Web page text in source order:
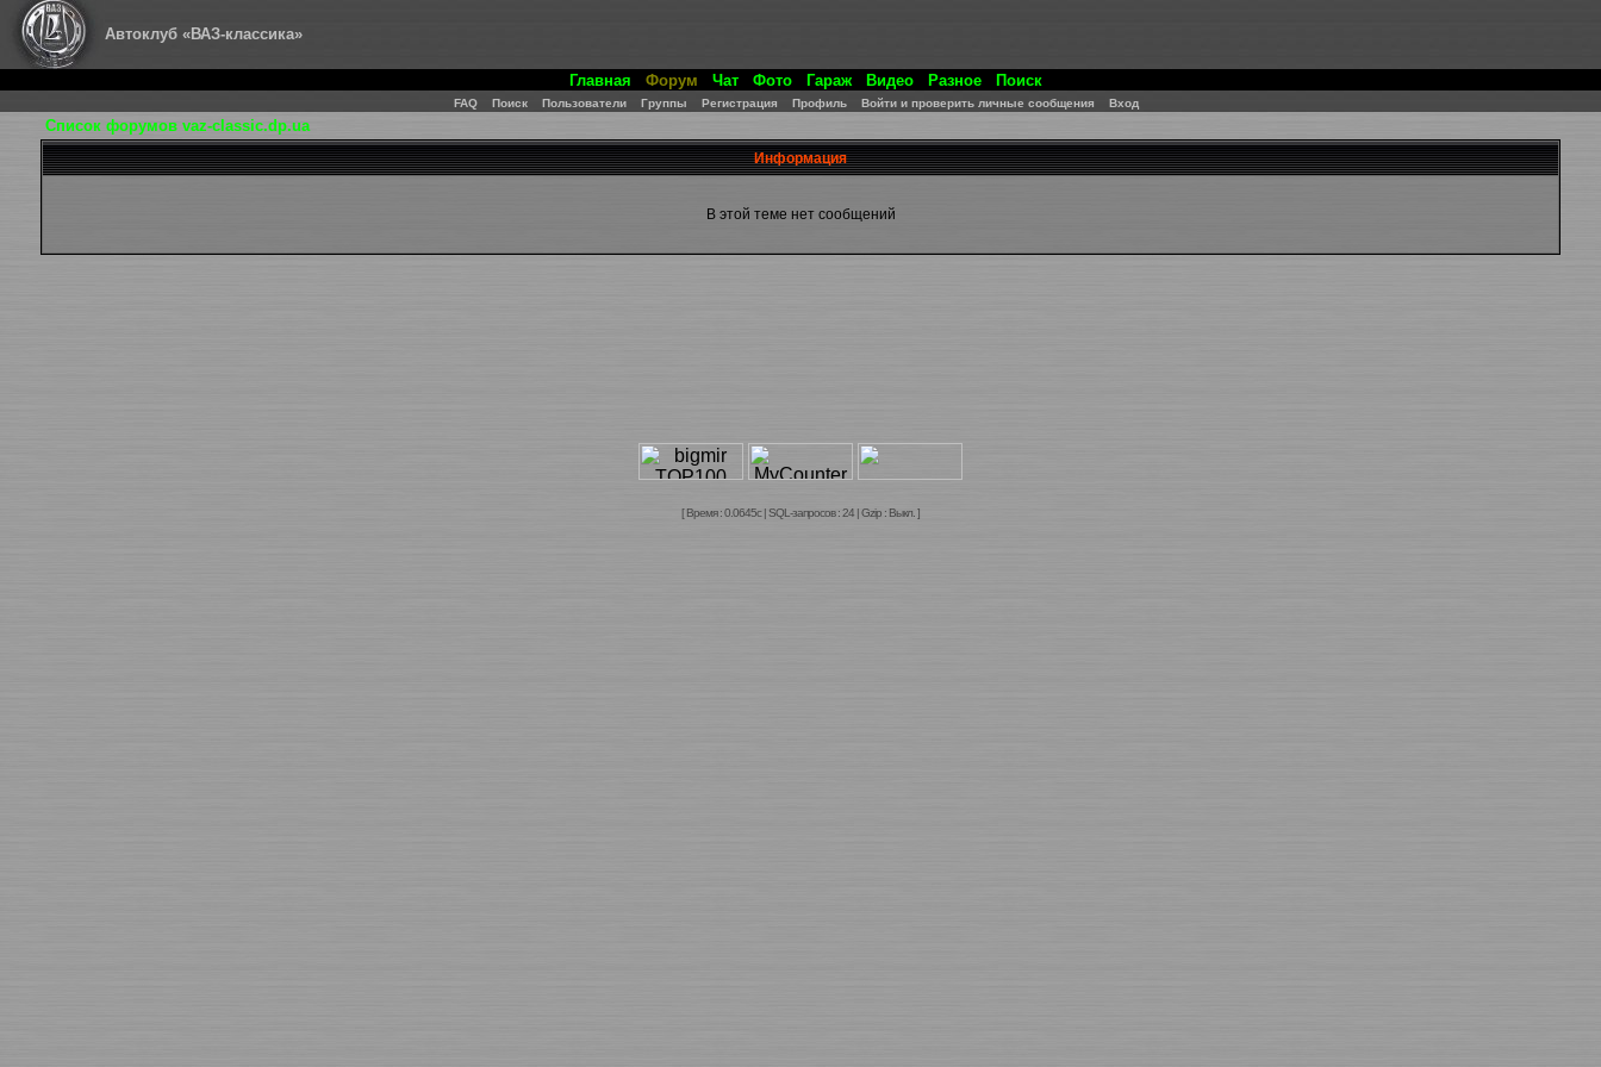
Автоклуб «ВАЗ-классика»
Главная Форум Чат Фото Гараж Видео Разное Поиск
FAQ Поиск Пользователи Группы Регистрация Профиль Войти и проверить личные сообщения Вход
Список форумов vaz-classic.dp.ua
Информация
В этой теме нет сообщений
[ Время : 0.0645с | SQL-запросов : 24 | Gzip : Выкл. ]